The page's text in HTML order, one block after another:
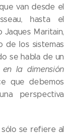
van desde el
hasta el
Jaques Maritain,
de los sistemas
se habla de un
en la dimensión
que debemos
perspectiva
sólo se refiere al